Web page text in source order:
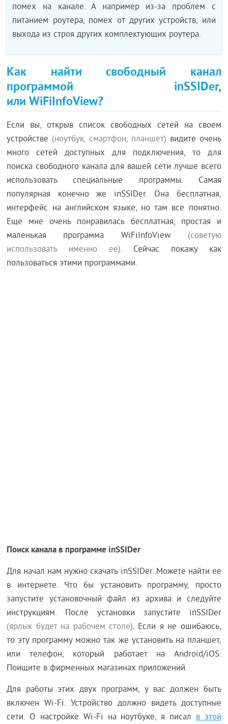
помех на канале. А например из-за проблем с
питанием роутера, помех от других устройств, или
выхода из строя других комплектующих роутера.
Как найти свободный канал
программой inSSIDer,
или WiFiInfoView?
Если вы, открыв список свободных сетей на своем
устройстве (ноутбук, смартфон, планшет) видите очень
много сетей доступных для подключения, то для
поиска свободного канала для вашей сети лучше всего
использовать специальные программы. Самая
популярная конечно же inSSIDer. Она бесплатная,
интерфейс на английском языке, но там все понятно.
Еще мне очень понравилась бесплатная, простая и
маленькая программа WiFiInfoView (советую
использовать именно ее). Сейчас покажу как
пользоваться этими программами.
Поиск канала в программе inSSIDer
Для начал нам нужно скачать inSSIDer. Можете найти ее
в интернете. Что бы установить программу, просто
запустите установочный файл из архива и следуйте
инструкциям. После установки запустите inSSIDer
(ярлык будет на рабочем столе). Если я не ошибаюсь,
то эту программу можно так же установить на планшет,
или телефон, который работает на Android/iOS.
Поищите в фирменных магазинах приложений.
Для работы этих двух программ, у вас должен быть
включен Wi-Fi. Устройство должно видеть доступные
сети. О настройке Wi-Fi на ноутбуке, я писалв этой